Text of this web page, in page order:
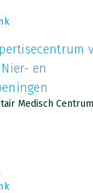
en
Medisch